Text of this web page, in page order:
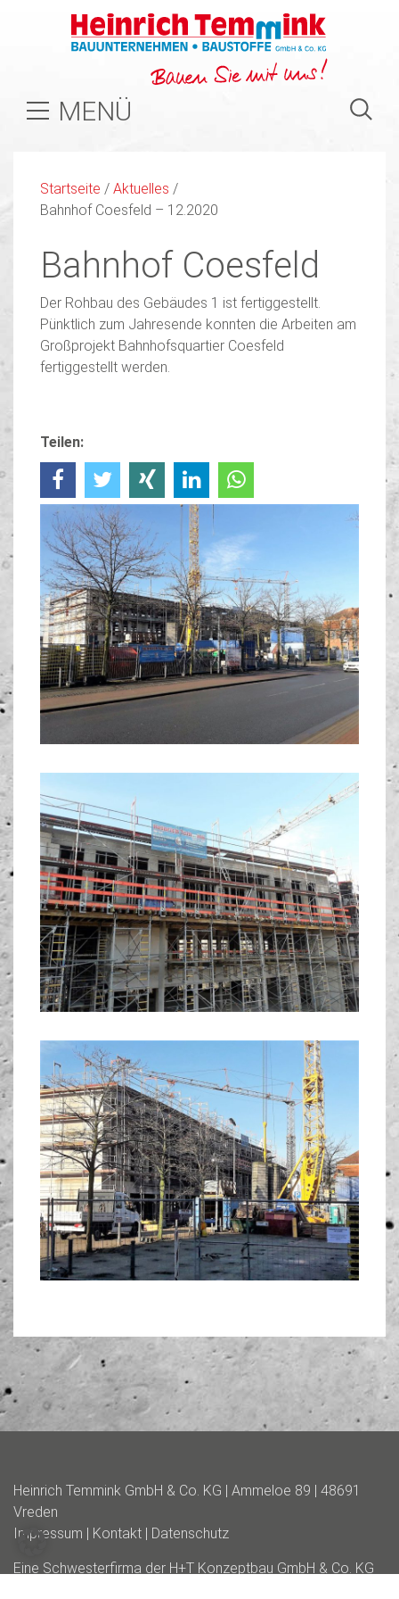
MENÜ
Startseite / Aktuelles /
Bahnhof Coesfeld – 12.2020
Bahnhof Coesfeld
Der Rohbau des Gebäudes 1 ist fertiggestellt.
Pünktlich zum Jahresende konnten die Arbeiten am
Großprojekt Bahnhofsquartier Coesfeld
fertiggestellt werden.
Teilen:
Heinrich Temmink GmbH & Co. KG | Ammeloe 89 | 48691
Vreden
Impressum | Kontakt | Datenschutz
Eine Schwesterfirma der H+T Konzeptbau GmbH & Co. KG